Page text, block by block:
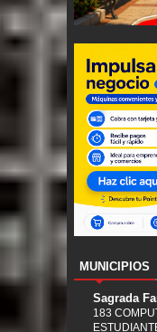
MUNICIPIOS
Sagrada
183